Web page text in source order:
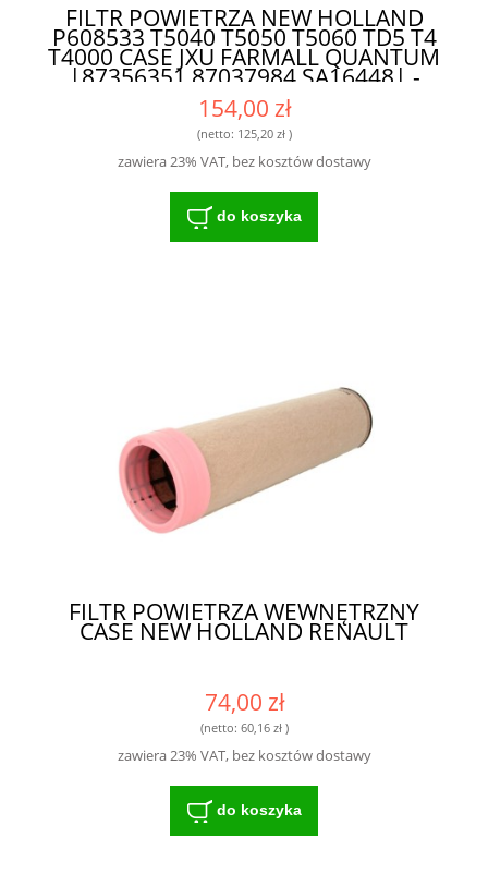
FILTR POWIETRZA NEW HOLLAND
P608533 T5040 T5050 T5060 TD5 T4
T4000 CASE JXU FARMALL QUANTUM
|87356351 87037984 SA16448| -
WYSOKIEJ KLASY FILTR DLA
ROLNIKÓW I MECHANIKÓW
154,00 zł
(netto: 125,20 zł)
zawiera 23% VAT, bez kosztów dostawy
do koszyka
FILTR POWIETRZA WEWNĘTRZNY
CASE NEW HOLLAND RENAULT
74,00 zł
(netto: 60,16 zł)
zawiera 23% VAT, bez kosztów dostawy
do koszyka